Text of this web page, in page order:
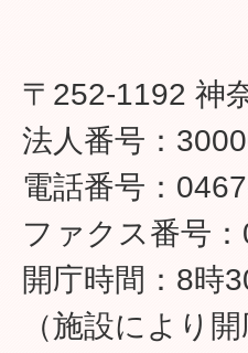
〒252-1192 神
法人番号：
電話番号：
ファクス番号
開庁時間：8時
（施設により